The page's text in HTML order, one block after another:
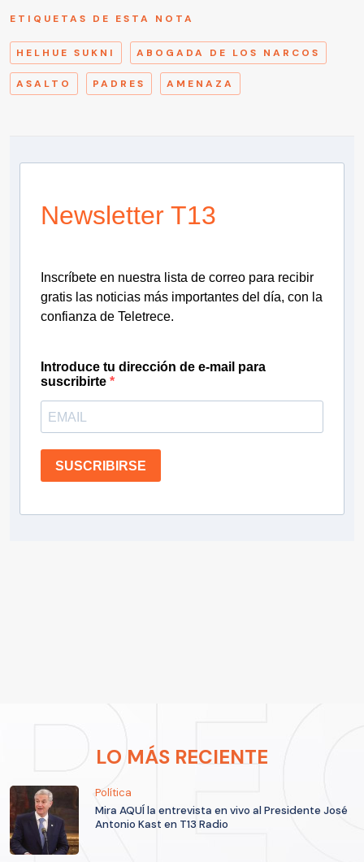
ETIQUETAS DE ESTA NOTA
HELHUE SUKNI ABOGADA DE LOS NARCOS
ASALTO PADRES AMENAZA
Newsletter T13
Inscríbete en nuestra lista de correo para recibir
gratis las noticias más importantes del día, con la
confianza de Teletrece.
Introduce tu dirección de e-mail para
suscribirte
SUSCRIBIRSE
LO MÁS RECIENTE
Política
Mira AQUÍ la entrevista en vivo al Presidente José
Antonio Kast en T13 Radio